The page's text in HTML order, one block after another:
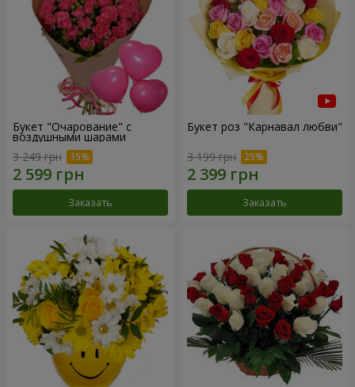
Букет "Очарование" с
воздушными шарами
3 249 грн
Заказать
Букет роз "Карнавал любви"
3 199 грн
Заказать